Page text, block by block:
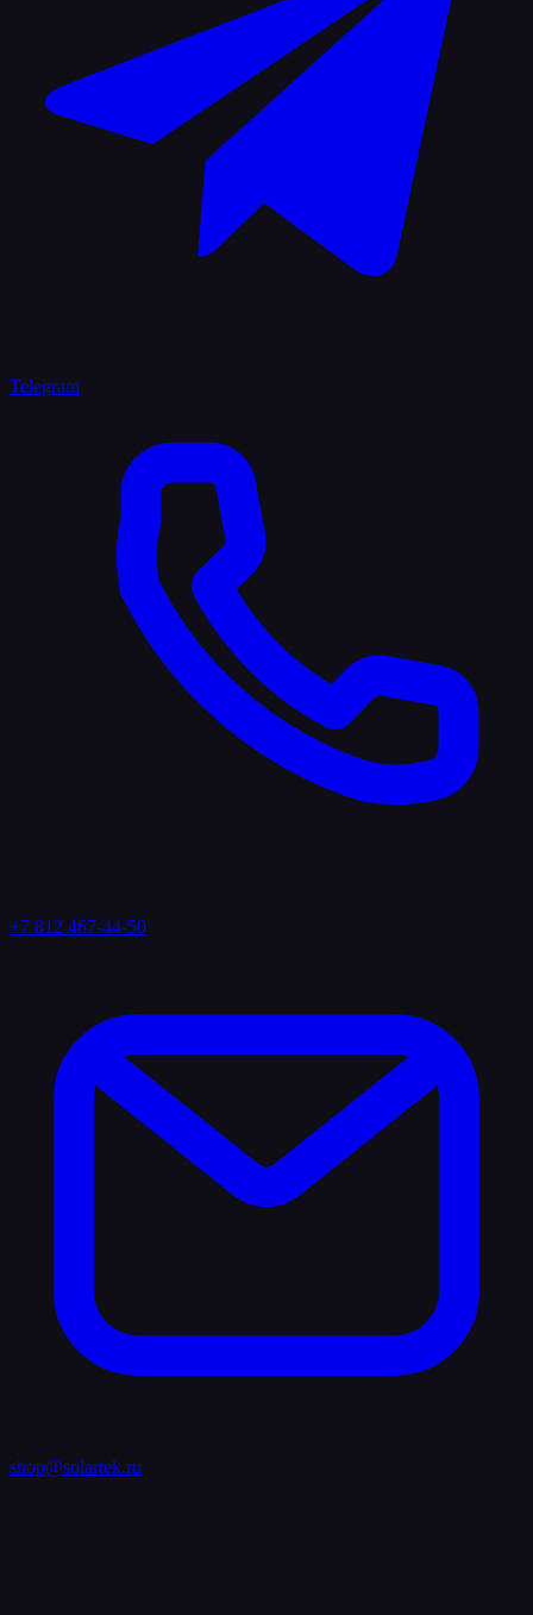
Telegram
+7 812 467-44-50
shop@solartek.ru